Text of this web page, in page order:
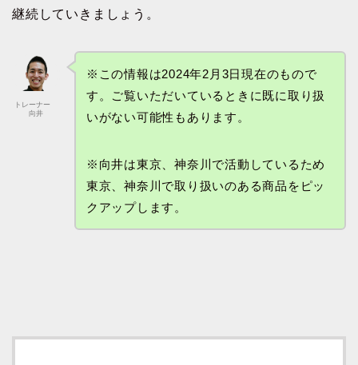
継続していきましょう。
トレーナー
向井
※この情報は2024年2月3日現在のもので
す。ご覧いただいているときに既に取り扱
いがない可能性もあります。
※向井は東京、神奈川で活動しているため
東京、神奈川で取り扱いのある商品をピッ
クアップします。